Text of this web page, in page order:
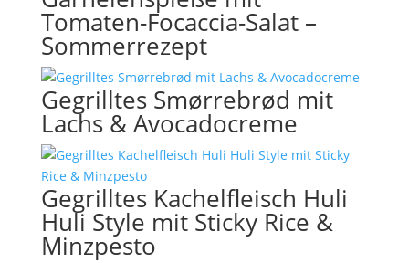
Tomaten-Focaccia-Salat –
Sommerrezept
Gegrilltes Smørrebrød mit
Lachs & Avocadocreme
Gegrilltes Kachelfleisch Huli
Huli Style mit Sticky Rice &
Minzpesto